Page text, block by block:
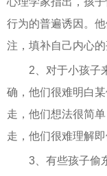
行为的普遍诱因。
注，填补自己内心的
2、对于小孩子
确，他们很难明白
走，他们想法很简
走，他们很难理解
3、有些孩子偷